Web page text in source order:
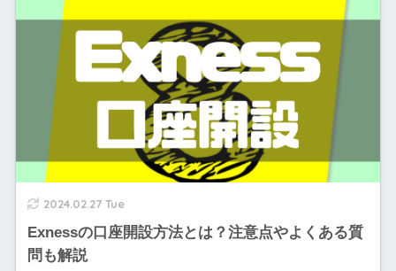
2024.02.27 Tue
Exnessの口座開設方法とは？注意点やよくある質
問も解説